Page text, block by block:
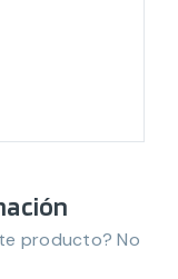
producto? No